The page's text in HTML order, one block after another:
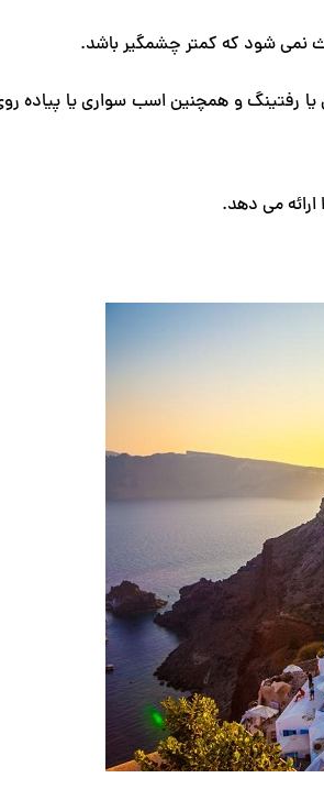
نمی شود که کمتر چشمگیر باشد.
یا رفتینگ و همچنین اسب سواری یا پیاده